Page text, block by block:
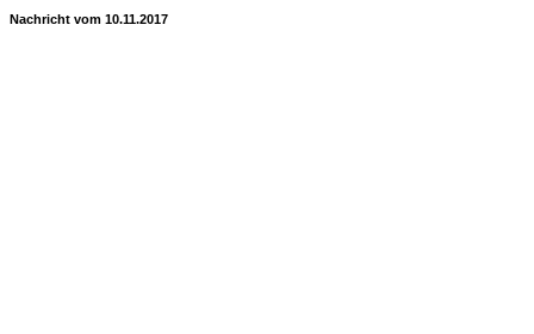
Nachricht vom 10.11.2017